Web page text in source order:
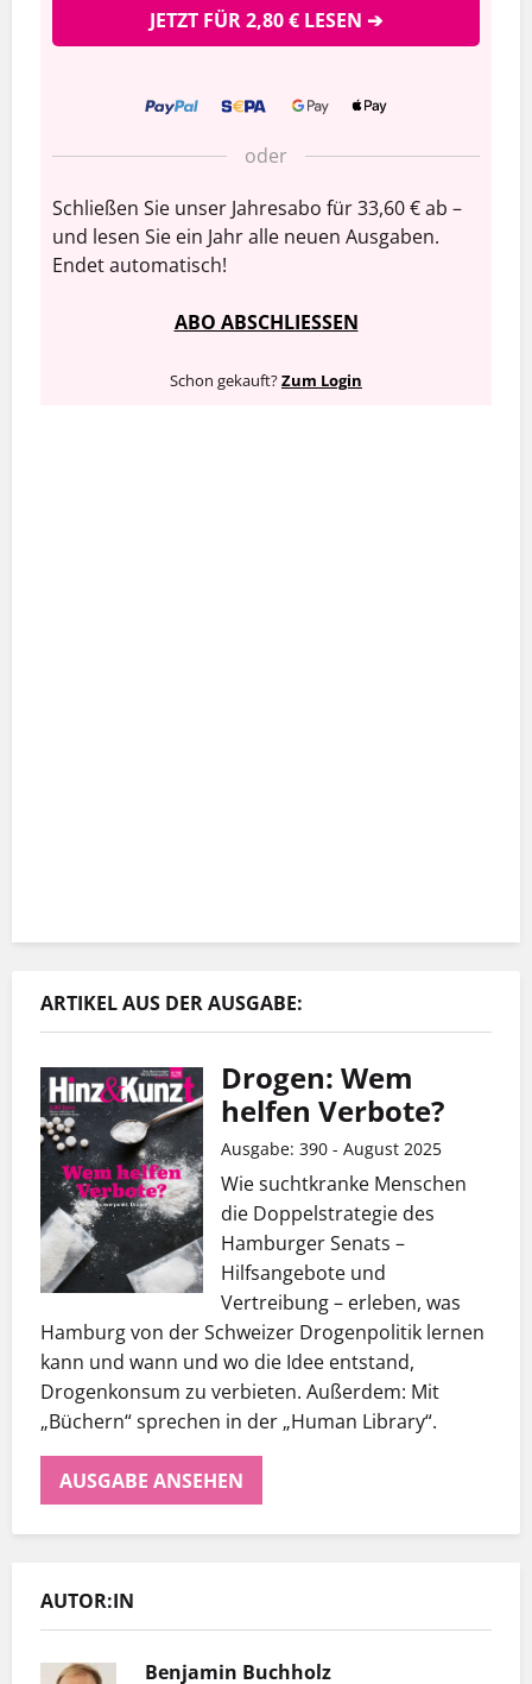
JETZT FÜR 2,80 € LESEN ➔
oder
Schließen Sie unser Jahresabo für 33,60 € ab –
und lesen Sie ein Jahr alle neuen Ausgaben.
Endet automatisch!
ABO ABSCHLIESSEN
Schon gekauft?Zum Login
ARTIKEL AUS DER AUSGABE:
Drogen: Wem
helfen Verbote?
Ausgabe: 390 - August 2025
Wie suchtkranke Menschen
die Doppelstrategie des
Hamburger Senats –
Hilfsangebote und
Vertreibung – erleben, was
Hamburg von der Schweizer Drogenpolitik lernen
kann und wann und wo die Idee entstand,
Drogenkonsum zu verbieten. Außerdem: Mit
„Büchern“ sprechen in der „Human Library“.
AUSGABE ANSEHEN
AUTOR:IN
Benjamin Buchholz
Er hat mit Hinz&Kunzt nicht nur eine
Arbeitgeber, der ihn so schätzt, wie er ist.